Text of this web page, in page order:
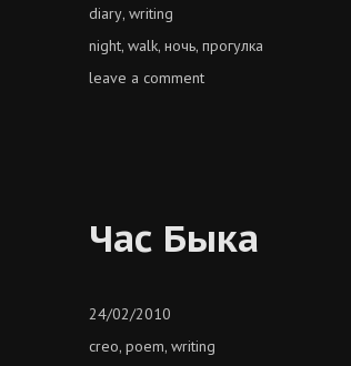
Categories
diary,writing
Tags
night,walk,ночь,прогулка
leave a commenton
Час Быка
Posted
24/02/2010
Categories
creo,poem,writing